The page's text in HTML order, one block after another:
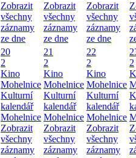
Zobrazit
všechny
záznamy
ze dne
Zobrazit
všechny
záznamy
ze dne
Zobrazit
všechny
záznamy
ze dne
20
2
Kino
Mohelnice
Kulturní
kalendář
Mohelnice
Zobrazit
všechny
záznamy
21
2
Kino
Mohelnice
Kulturní
kalendář
Mohelnice
Zobrazit
všechny
záznamy
22
2
Kino
Mohelnice
Kulturní
kalendář
Mohelnice
Zobrazit
všechny
záznamy
2